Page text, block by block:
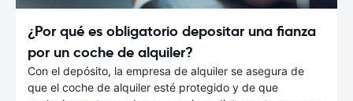
¿Por qué es obligatorio depositar una fianza
por un coche de alquiler?
Con el depósito, la empresa de alquiler se asegura de
que el coche de alquiler esté protegido y de que